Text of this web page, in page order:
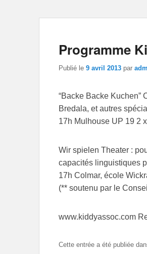
Programme
Publié le 9 avril 2013 par
“Backe Backe Kuchen”
Bredala, et autres
17h Mulhouse UP 19 2
Wir spielen Theater :
capacités linguistiques
17h Colmar, école
(** soutenu par le
www.kiddyassoc.com
Cette entrée a été publiée